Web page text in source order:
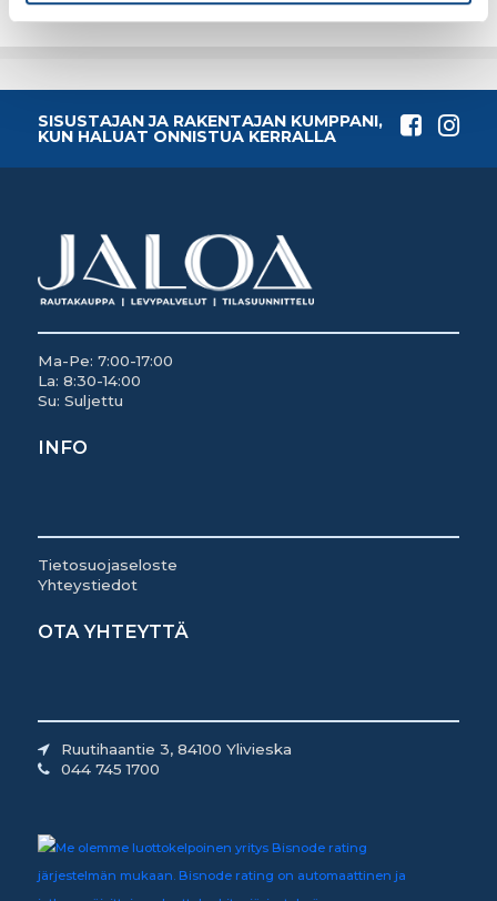
SISUSTAJAN JA RAKENTAJAN KUMPPANI,
KUN HALUAT ONNISTUA KERRALLA
Ma-Pe: 7:00-17:00
La: 8:30-14:00
Su: Suljettu
INFO
Tietosuojaseloste
Yhteystiedot
OTA YHTEYTTÄ
Ruutihaantie 3, 84100 Ylivieska
044 745 1700